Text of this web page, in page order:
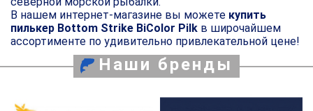
В нашем интернет-магазине вы можете купить
пилькер Bottom Strike BiColor Pilk в широчайшем
ассортименте по удивительно привлекательной цене!
Наши бренды